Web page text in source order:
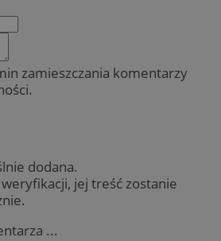
zamieszczania komentarzy
dodana.
jej treść zostanie
...